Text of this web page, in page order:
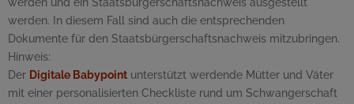
werden. In diesem Fall sind auch die entsprechenden
Dokumente für den Staatsbürgerschaftsnachweis mitzubringen.
Hinweis:
Der Digitale Babypoint unterstützt werdende Mütter und Väter
mit einer personalisierten Checkliste rund um Schwangerschaft